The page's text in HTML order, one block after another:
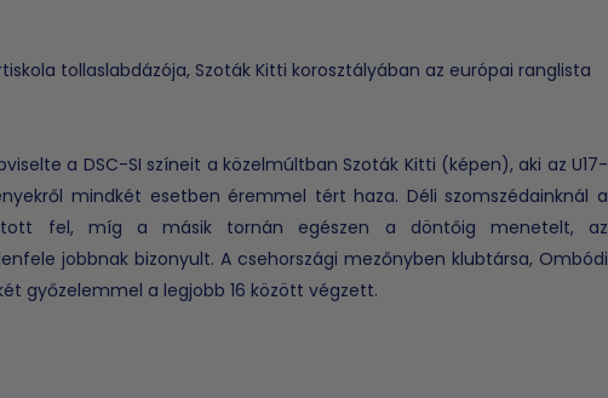
tollaslabdázója, Szoták Kitti korosztályában az európai ranglista
a DSC-SI színeit a közelmúltban Szoták Kitti (képen), aki az U17-
mindkét esetben éremmel tért haza. Déli szomszédainknál a
fel, míg a másik tornán egészen a döntőig menetelt, az
jobbnak bizonyult. A csehországi mezőnyben klubtársa, Ombódi
győzelemmel a legjobb 16 között végzett.